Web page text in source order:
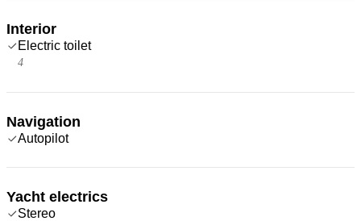
Interior
Electric toilet
4
Navigation
Autopilot
Yacht electrics
Stereo